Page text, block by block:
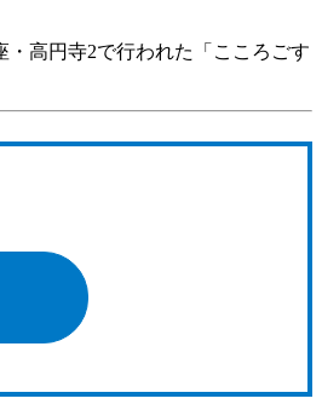
高円寺2で行われた「こころごす